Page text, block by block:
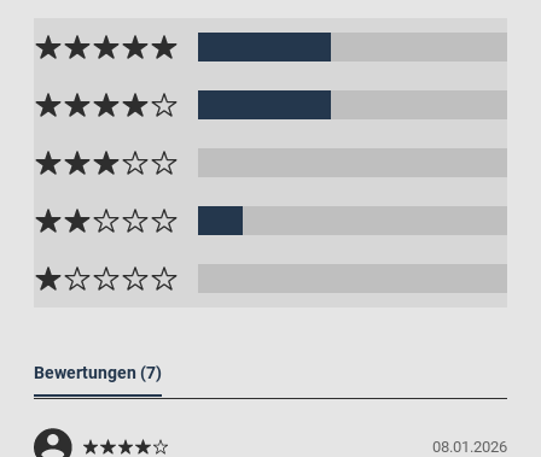
Bewertungen (7)
08.01.2026